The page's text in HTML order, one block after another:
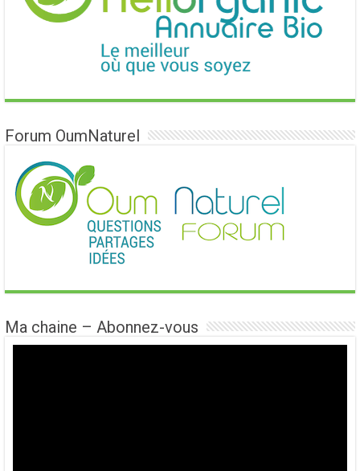
Forum OumNaturel
Ma chaine – Abonnez-vous